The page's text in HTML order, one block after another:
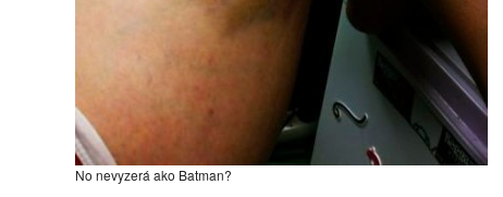
No nevyzerá ako Batman?